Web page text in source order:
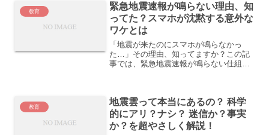
教育
緊急地震速報が鳴らない理由、知
ってた？スマホが沈黙する意外な
ワケとは
「地震が来たのにスマホが鳴らなかっ
た…」その理由、知ってますか？この記
事では、緊急地震速報が鳴らない仕組み
教育
地震雲って本当にあるの？ 科学
的にアリ？ナシ？ 迷信か？事実
か？を超やさしく解説！